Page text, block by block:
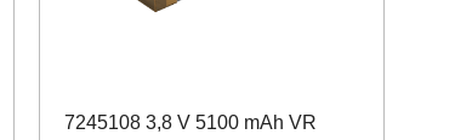
7245108 3,8 V 5100 mAh VR